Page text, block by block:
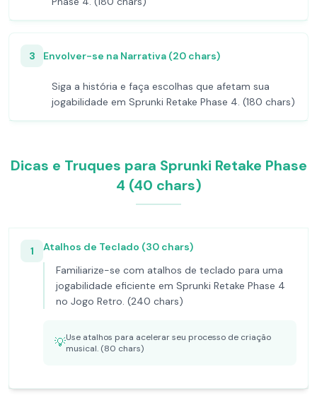
3 Envolver-se na Narrativa (20 chars)
Siga a história e faça escolhas que afetam sua
jogabilidade em Sprunki Retake Phase 4. (180 chars)
Dicas e Truques para Sprunki Retake Phase
4 (40 chars)
1
Atalhos de Teclado (30 chars)
Familiarize-se com atalhos de teclado para uma
jogabilidade eficiente em Sprunki Retake Phase 4
no Jogo Retro. (240 chars)
💡Use atalhos para acelerar seu processo de criação
musical. (80 chars)